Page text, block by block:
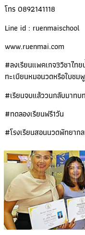
โทร 0892141118
Line id : ruenmaischool
www.ruenmai.com
#ลงเรียนแพคเกจ3วิชาไท
ทะเบียนหมอนวดหรือใบชมพู
#เรียนจบแล้ววนกลับมาทบ
#ทดลองเรียนฟรี1วัน
#โรงเรียนสอนนวดพัทยาก